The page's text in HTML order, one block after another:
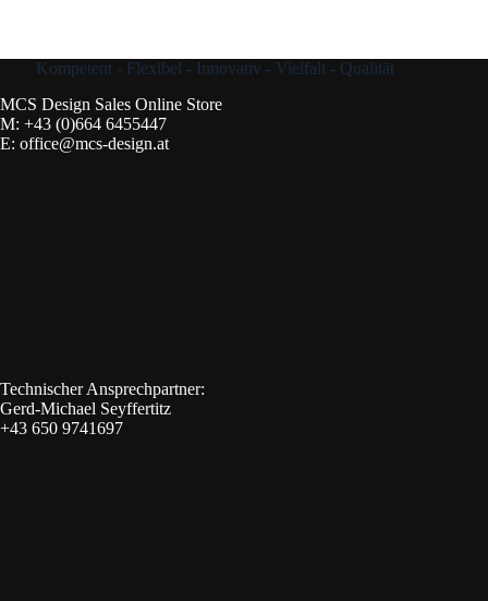
Kompetent - Flexibel - Innovativ - Vielfalt - Qualität
MCS Design Sales Online Store
M: +43 (0)664 6455447
E: office@mcs-design.at
Technischer Ansprechpartner:
Gerd-Michael Seyffertitz
+43 650 9741697